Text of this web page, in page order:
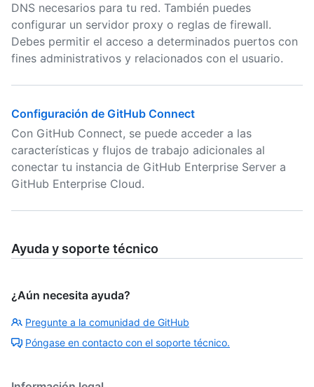
DNS necesarios para tu red. También puedes
configurar un servidor proxy o reglas de firewall.
Debes permitir el acceso a determinados puertos con
fines administrativos y relacionados con el usuario.
Configuración de GitHub Connect
Con GitHub Connect, se puede acceder a las
características y flujos de trabajo adicionales al
conectar tu instancia de GitHub Enterprise Server a
GitHub Enterprise Cloud.
Ayuda y soporte técnico
¿Aún necesita ayuda?
Pregunte a la comunidad de GitHub
Póngase en contacto con el soporte técnico.